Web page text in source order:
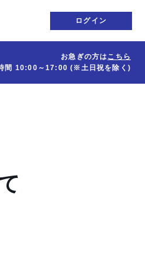
ログイン
お急ぎの方はこちら
間 10:00～17:00(※土日祝を除く)